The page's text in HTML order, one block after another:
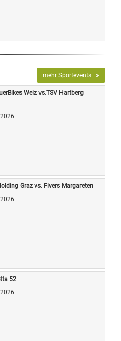
mehr Sportevents
Weiz vs.TSV Hartberg
Graz vs. Fivers Margareten
52